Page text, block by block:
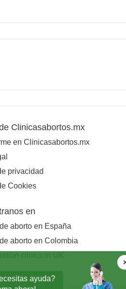
ayuda?
Clinicasabortos.mx
en Clinicasabortos.mx
privacidad
Cookies
en
aborto en España
aborto en Colombia